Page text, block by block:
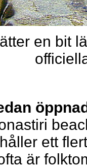
en bit
ett
är